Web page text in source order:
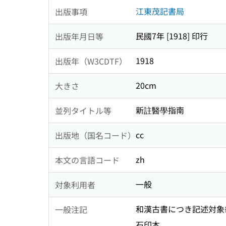
出版事項 江東茂記書局
出版年月日等 民國7年 [1918] 印行
出版年（W3CDTF） 1918
大きさ 20cm
並列タイトル等 新註醫學指南
出版地（国名コード） cc
本文の言語コード zh
対象利用者 一般
一般注記
和漢古書につき記述対